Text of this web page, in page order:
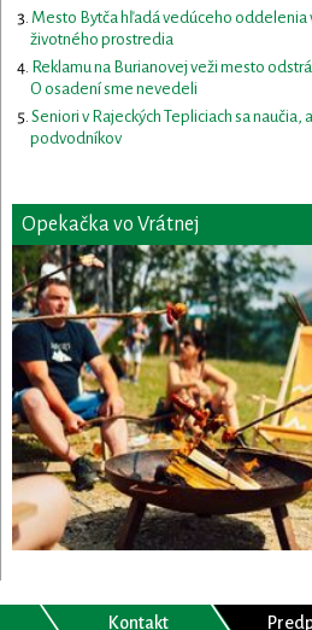
Mesto Bytča hľadá vedúceho oddelenia
životného prostredia
Reklamu na Burianovej veži mesto
O osadení sme nevedeli
Seniori v Rajeckých Tepliciach sa naučia,
podvodníkov
Opekačka vo Vrátnej
Kontakt